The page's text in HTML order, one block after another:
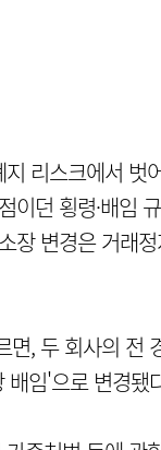
리스크에서
이던 횡령·배임
장 변경은 거래
, 두 회사의 전
배임'으로 변경됐